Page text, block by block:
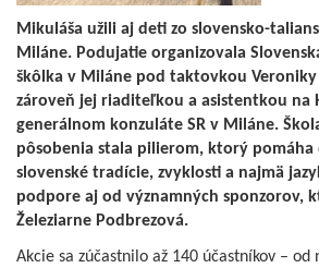
Mikuláša užili aj deti zo slovensko-
Miláne. Podujatie organizovala
škôlka v Miláne pod taktovkou
zároveň jej riaditeľkou a asistentkou na
generálnom konzuláte SR v Miláne.
pôsobenia stala pilierom, ktorý
slovenské tradície, zvyklosti a najmä
podpore aj od významných sponzorov,
Železiarne Podbrezová.
Akcie sa zúčastnilo až 140 účastníkov – od